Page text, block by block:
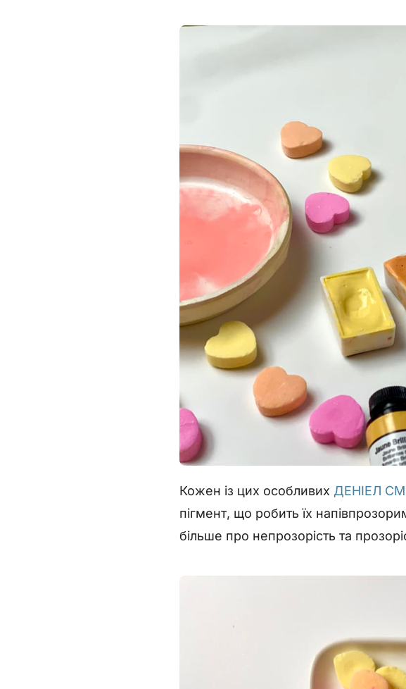
Кожен із цих особливихДЕНІЕЛ
пігмент, що робить їх
більше про непрозорість та